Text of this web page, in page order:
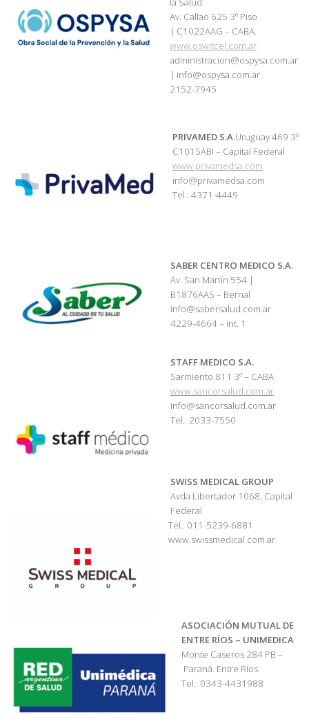
Av. Callao 625 3º Piso
| C1022AAG – CABA.
www.oswitcel.com.ar
administracion@ospysa.com.ar
| info@ospysa.com.ar
2152-7945
PRIVAMED S.A.Uruguay 469 3º
C1015ABI – Capital Federal
www.privamedsa.com
info@privamedsa.com
Tel.: 4371-4449
SABER CENTRO MEDICO S.A.
Av. San Martín 554 |
B1876AAS – Bernal
info@sabersalud.com.ar
4229-4664 – int. 1
STAFF MEDICO S.A.
Sarmiento 811 3º – CABA
www.sancorsalud.com.ar
info@sancorsalud.com.ar
Tel.: 2033-7550
SWISS MEDICAL GROUP
Avda Libertador 1068, Capital
Federal
Tel.: 011-5239-6881
www.swissmedical.com.ar
ASOCIACIÓN MUTUAL DE
ENTRE RÍOS – UNIMEDICA
Monte Caseros 284 PB –
Paraná. Entre Ríos
Tel.: 0343-4431988